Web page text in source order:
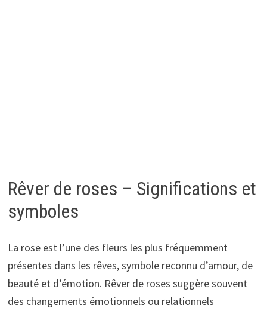
Rêver de roses – Significations et
symboles
La rose est l’une des fleurs les plus fréquemment
présentes dans les rêves, symbole reconnu d’amour, de
beauté et d’émotion. Rêver de roses suggère souvent
des changements émotionnels ou relationnels